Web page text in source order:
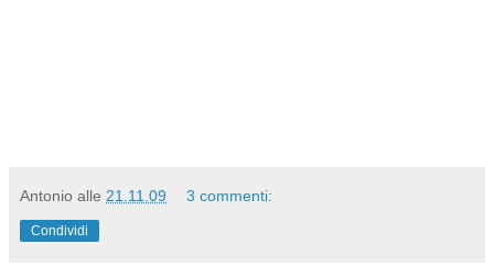
Antonio alle 21.11.09 3 commenti:
Condividi